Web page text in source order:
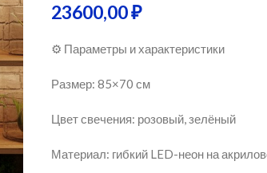
23600,00₽
⚙️ Параметры и характеристики
Размер: 85×70 см
Цвет свечения: розовый, зелёный
Материал: гибкий LED-неон на